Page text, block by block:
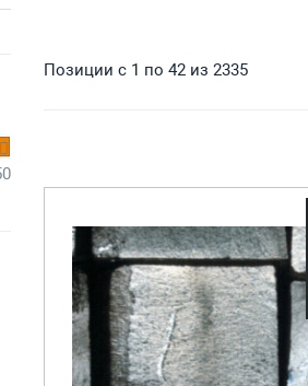
Позиции с 1 по 42 из 2335